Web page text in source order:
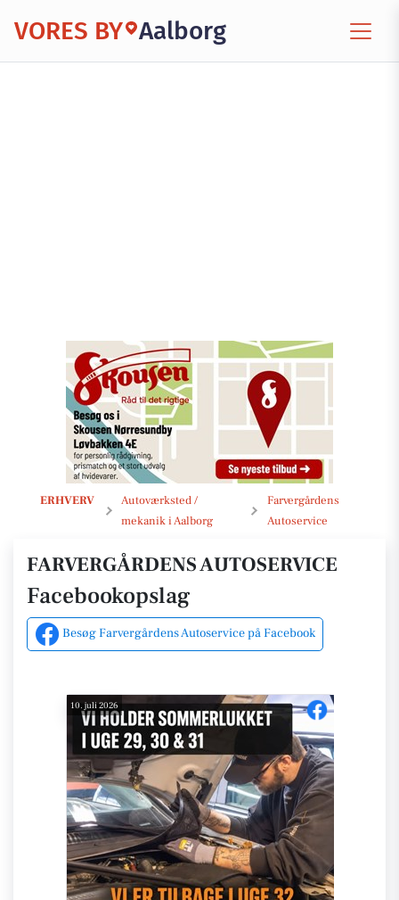
VORES BY Aalborg
ERHVERV
Autoværksted /
mekanik i Aalborg
Farvergårdens
Autoservice
Opslag
FARVERGÅRDENS AUTOSERVICE
Facebookopslag
Besøg Farvergårdens Autoservice på Facebook
10. juli 2026